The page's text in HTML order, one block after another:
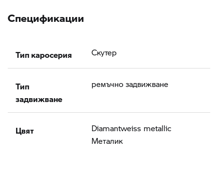
Спецификации
Тип каросерия Скутер
Тип
задвижване
ремъчно задвижване
Цвят
Diamantweiss metallic
Meталик